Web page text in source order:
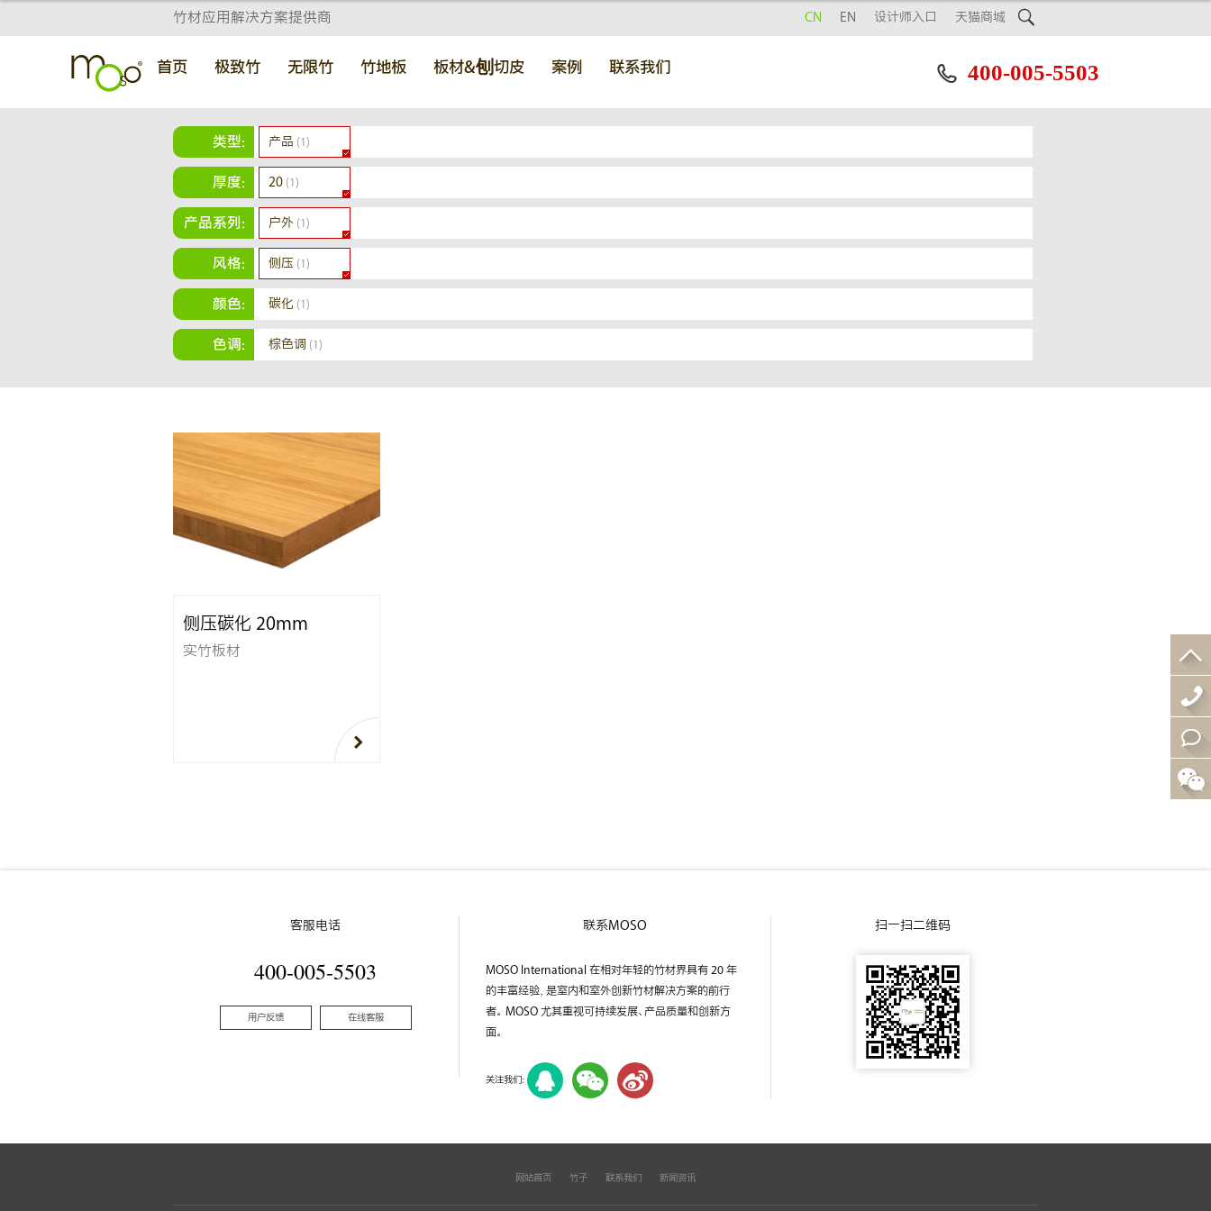
竹材应用解决方案提供商 
CN EN 设计师入口 天猫商城
首页 极致竹 无限竹 竹地板 板材&刨切皮 案例 联系我们  400-005-5503
类型: 产品 (1)
厚度: 20 (1)
产品系列: 户外 (1)
风格: 侧压 (1)
颜色: 碳化 (1)
色调: 棕色调 (1)
侧压碳化 20mm
实竹板材
客服电话
400-005-5503
用户反馈 在线客服
联系MOSO
MOSO International 在相对年轻的竹材界具有 20 年
的丰富经验，是室内和室外创新竹材解决方案的前行
者。 MOSO 尤其重视可持续发展、产品质量和创新方
面。
关注我们：
扫一扫二维码
网站首页 竹子 联系我们 新闻资讯
3
线